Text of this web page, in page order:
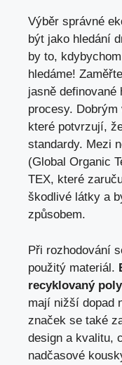
Výběr správné
být jako hledání
by to,
hledáme!
jasně definované
procesy.
které potvrzují,
standardy. Mezi
(Global Organic
TEX, které
škodlivé látky a
způsobem.
Při rozhodování
použitý materiál.
recyklovaný
mají nižší dopad
značek se také
design a kvalitu,
nadčasové